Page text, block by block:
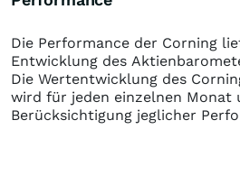
Die Performance der Corning
Entwicklung des
Die Wertentwicklung des
wird für jeden einzelnen Monat
Berücksichtigung jeglicher